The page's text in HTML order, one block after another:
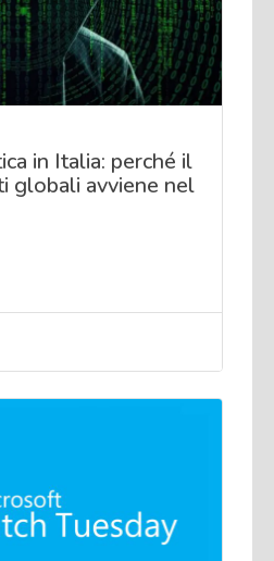
in Italia: perché il
globali avviene nel